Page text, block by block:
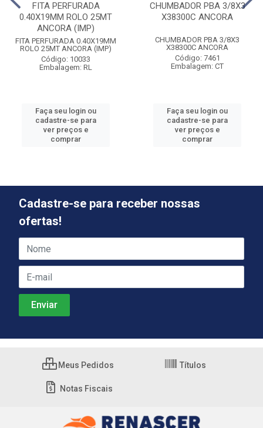
FITA PERFURADA
0.40X19MM ROLO 25MT
ANCORA (IMP)
FITA PERFURADA 0.40X19MM
ROLO 25MT ANCORA (IMP)
Código: 10033
Embalagem: RL
Faça seu login ou
cadastre-se para
ver preços e
comprar
CHUMBADOR PBA 3/8X3
X38300C ANCORA
CHUMBADOR PBA 3/8X3
X38300C ANCORA
Código: 7461
Embalagem: CT
Faça seu login ou
cadastre-se para
ver preços e
comprar
Cadastre-se para receber nossas
ofertas!
Meus Pedidos Títulos
Notas Fiscais